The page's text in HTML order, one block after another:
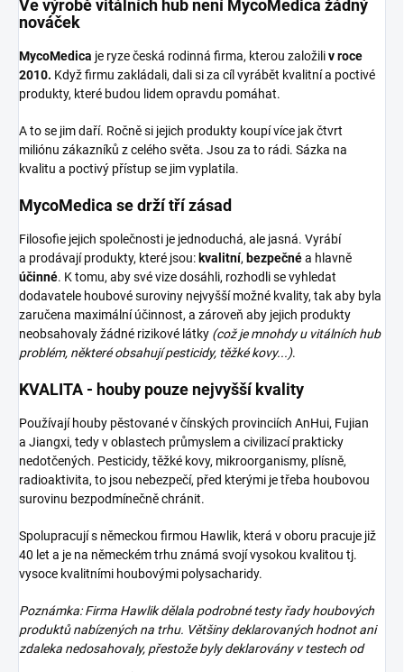
Ve výrobě vitálních hub není MycoMedica žádný
nováček
MycoMedica je ryze česká rodinná firma, kterou založiliv roce
2010. Když firmu zakládali, dali si za cíl vyrábět kvalitní a poctivé
produkty, které budou lidem opravdu pomáhat.
A to se jim daří. Ročně si jejich produkty koupí více jak čtvrt
miliónu zákazníků z celého světa. Jsou za to rádi. Sázka na
kvalitu a poctivý přístup se jim vyplatila.
MycoMedica se drží tří zásad
Filosofie jejich společnosti je jednoduchá, ale jasná. Vyrábí
a prodávají produkty, které jsou: kvalitní, bezpečnéa hlavně
účinné. K tomu, aby své vize dosáhli, rozhodli se vyhledat
dodavatele houbové suroviny nejvyšší možné kvality, tak aby byla
zaručena maximální účinnost, a zároveň aby jejich produkty
neobsahovaly žádné rizikové látky (což je mnohdy u vitálních hub
problém, některé obsahují pesticidy, těžké kovy...).
KVALITA - houby pouze nejvyšší kvality
Používají houby pěstované v čínských provinciích AnHui, Fujian
a Jiangxi, tedy v oblastech průmyslem a civilizací prakticky
nedotčených. Pesticidy, těžké kovy, mikroorganismy, plísně,
radioaktivita, to jsou nebezpečí, před kterými je třeba houbovou
surovinu bezpodmínečně chránit.
Spolupracují s německou firmou Hawlik, která v oboru pracuje již
40 let a je na německém trhu známá svojí vysokou kvalitou tj.
vysoce kvalitními houbovými polysacharidy.
Poznámka: Firma Hawlik dělala podrobné testy řady houbových
produktů nabízených na trhu. Většiny deklarovaných hodnot ani
zdaleka nedosahovaly, přestože byly deklarovány v testech od